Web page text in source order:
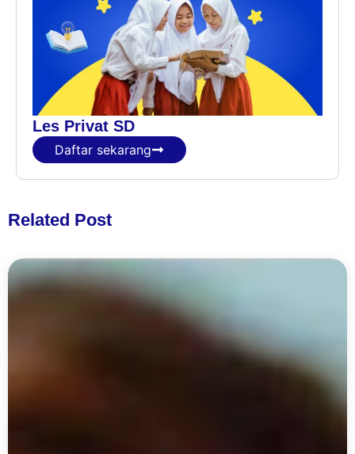
Les Privat SD
Daftar sekarang
Related Post